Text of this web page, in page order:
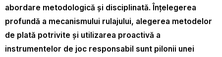
abordare metodologică și disciplinată. Înțelegerea
profundă a mecanismului rulajului, alegerea metodelor
de plată potrivite și utilizarea proactivă a
instrumentelor de joc responsabil sunt pilonii unei